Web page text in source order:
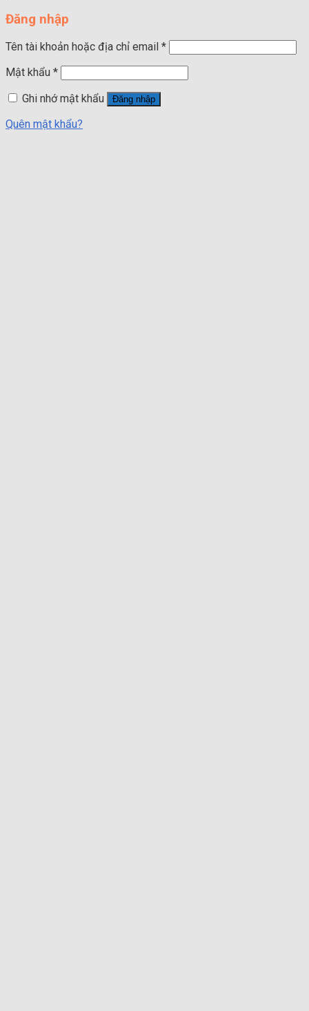
Đăng nhập
Tên tài khoản hoặc địa chỉ email *
Mật khẩu *
Ghi nhớ mật khẩu
Đăng nhập
Quên mật khẩu?